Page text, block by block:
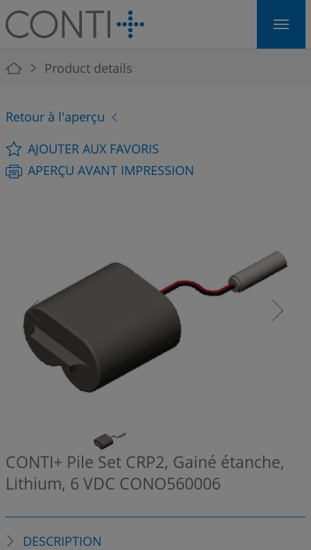
Skip to main navigation
Skip to main content
Skip to page footer
You are here:
Product details
Retour à l'aperçu
AJOUTER AUX FAVORIS
APERÇU AVANT IMPRESSION
CONTI+ Pile Set CRP2, Gainé étanche,
Lithium, 6 VDC CONO560006
DESCRIPTION